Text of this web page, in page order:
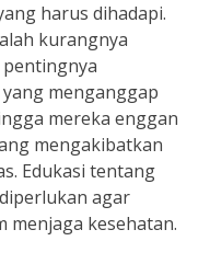
harus dihadapi.
kurangnya
menganggap
mereka enggan
mengakibatkan
Edukasi tentang
agar
menjaga kesehatan.